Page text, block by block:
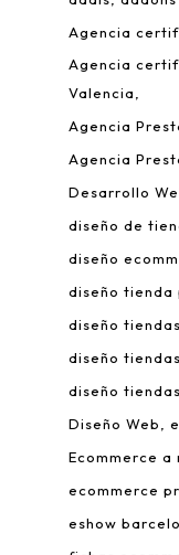
Agencia
Agencia
Valencia
Agencia
Agencia
Desarrollo
diseño de
diseño
diseño tienda
diseño
diseño
diseño
Diseño Web
Ecommerce a
ecommerce
eshow